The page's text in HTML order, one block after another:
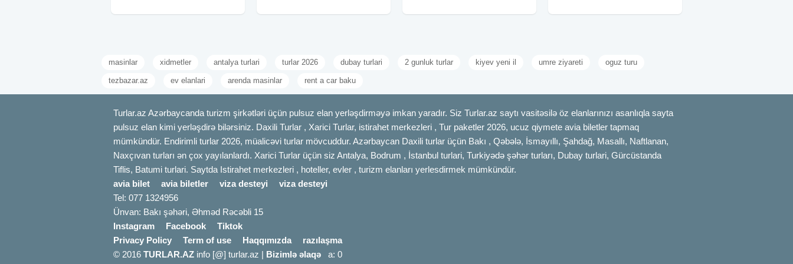
-
masinlar xidmetler antalya turlari turlar 2026 dubay turlari 2 gunluk turlar kiyev yeni il umre ziyareti oguz turu
tezbazar.az ev elanlari arenda masinlar rent a car baku
Turlar.az Azərbaycanda turizm şirkətləri üçün pulsuz elan yerləşdirməyə imkan yaradır. Siz Turlar.az saytı vasitəsilə öz elanlarınızı asanlıqla sayta
pulsuz elan kimi yerləşdirə bilərsiniz. Daxili Turlar , Xarici Turlar, istirahet merkezleri , Tur paketler 2026, ucuz qiymete avia biletler tapmaq
mümkündür. Endirimli turlar 2026, müalicəvi turlar mövcuddur. Azərbaycan Daxili turlar üçün Bakı , Qəbələ, İsmayıllı, Şahdağ, Masallı, Naftlanan,
Naxçıvan turları ən çox yayılanlardı. Xarici Turlar üçün siz Antalya, Bodrum , İstanbul turlari, Turkiyədə şəhər turları, Dubay turlari, Gürcüstanda
Tiflis, Batumi turlari. Saytda Istirahet merkezleri , hoteller, evler , turizm elanları yerlesdirmek mümkündür.
avia bilet
avia biletler viza desteyi
viza desteyi
Tel: 077 1324956
Ünvan: Bakı şəhəri, Əhməd Rəcəbli 15
Instagram
Facebook
Tiktok
Privacy Policy
Term of use Haqqımızda
razılaşma
© 2016 TURLAR.AZ info [@] turlar.az | Bizimlə əlaqə a: 0